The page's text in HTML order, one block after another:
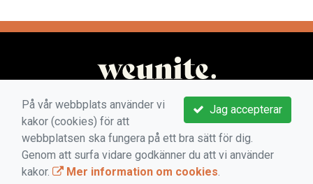
Jag accepterar
På vår webbplats använder vi
kakor (cookies) för att
webbplatsen ska fungera på ett bra sätt för dig.
Genom att surfa vidare godkänner du att vi använder
kakor.
Mer information om cookies.